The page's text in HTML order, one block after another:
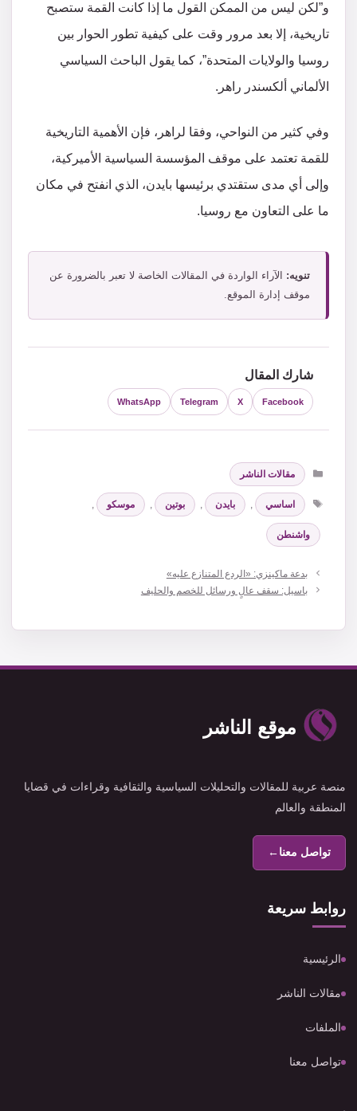
و”لكن ليس من الممكن القول ما إذا كانت القمة ستصبح
تاريخية، إلا بعد مرور وقت على كيفية تطور الحوار بين
روسيا والولايات المتحدة”، كما يقول الباحث السياسي
الألماني ألكسندر راهر.
وفي كثير من النواحي، وفقا لراهر، فإن الأهمية التاريخية
للقمة تعتمد على موقف المؤسسة السياسية الأميركية،
وإلى أي مدى ستقتدي برئيسها بايدن، الذي انفتح في مكان
ما على التعاون مع روسيا.
تنويه: الآراء الواردة في المقالات الخاصة لا تعبر بالضرورة عن
موقف إدارة الموقع.
شارك المقال
Facebook
X
Telegram
WhatsApp
التصنيفات
مقالات الناشر
الوسوم
اساسي بايدن بوتين موسكو
واشنطن
بدعة ماكينزي: «الردع المتنازع عليه»
باسيل: سقف عالٍ ورسائل للخصم والحليف
موقع الناشر
منصة عربية للمقالات والتحليلات السياسية والثقافية وقراءات في قضايا
المنطقة والعالم
تواصل معنا←
روابط سريعة
الرئيسية
مقالات الناشر
الملفات
تواصل معنا